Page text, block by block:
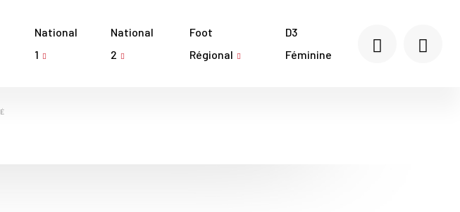
National
1
National
2
Foot
Régional
D3
Féminine